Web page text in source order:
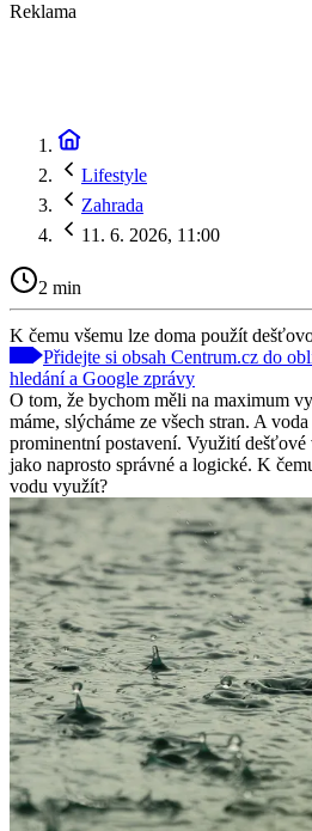
Reklama
Lifestyle
Zahrada
11. 6. 2026, 11:00
2 min
K čemu všemu lze doma použít
Přidejte si obsah Centrum.cz do
hledání a Google zprávy
O tom, že bychom měli na maximum
máme, slýcháme ze všech stran. A
prominentní postavení. Využití
jako naprosto správné a logické. K
vodu využít?